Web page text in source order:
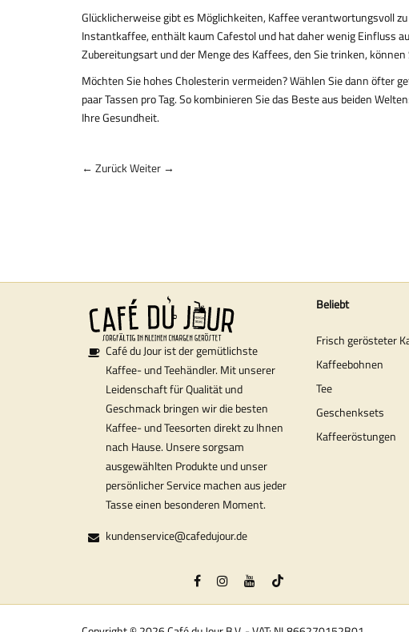
Glücklicherweise gibt es Möglichkeiten, Kaffee verantwortungsvoll
Instantkaffee, enthält kaum Cafestol und hat daher wenig Einfluss
Zubereitungsart und der Menge des Kaffees, den Sie trinken,
Möchten Sie hohes Cholesterin vermeiden? Wählen Sie dann öfter
paar Tassen pro Tag. So kombinieren Sie das Beste aus beiden
Ihre Gesundheit.
← ZurückWeiter →
Café du Jour ist der gemütlichste
Kaffee- und Teehändler. Mit unserer
Leidenschaft für Qualität und
Geschmack bringen wir die besten
Kaffee- und Teesorten direkt zu Ihnen
nach Hause. Unsere sorgsam
ausgewählten Produkte und unser
persönlicher Service machen aus jeder
Tasse einen besonderen Moment.
kundenservice@cafedujour.de
Beliebt
Frisch gerösteter
Kaffeebohnen
Tee
Geschenksets
Kaffeeröstungen